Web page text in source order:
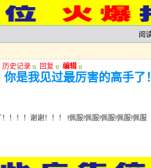
阅
历史记录 u 回复 u 编辑 u
你是我见过最厉害的高手
！！！谢谢！！！ !佩服!佩服!佩服!佩服!佩服